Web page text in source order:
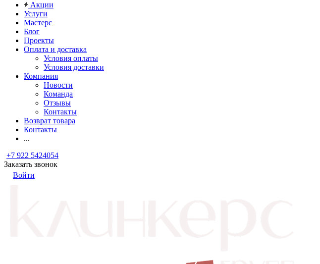
Акции
Услуги
Мастерс
Блог
Проекты
Оплата и доставка
Условия оплаты
Условия доставки
Компания
Новости
Команда
Отзывы
Контакты
Возврат товара
Контакты
...
+7 922 5424054
Заказать звонок
Войти